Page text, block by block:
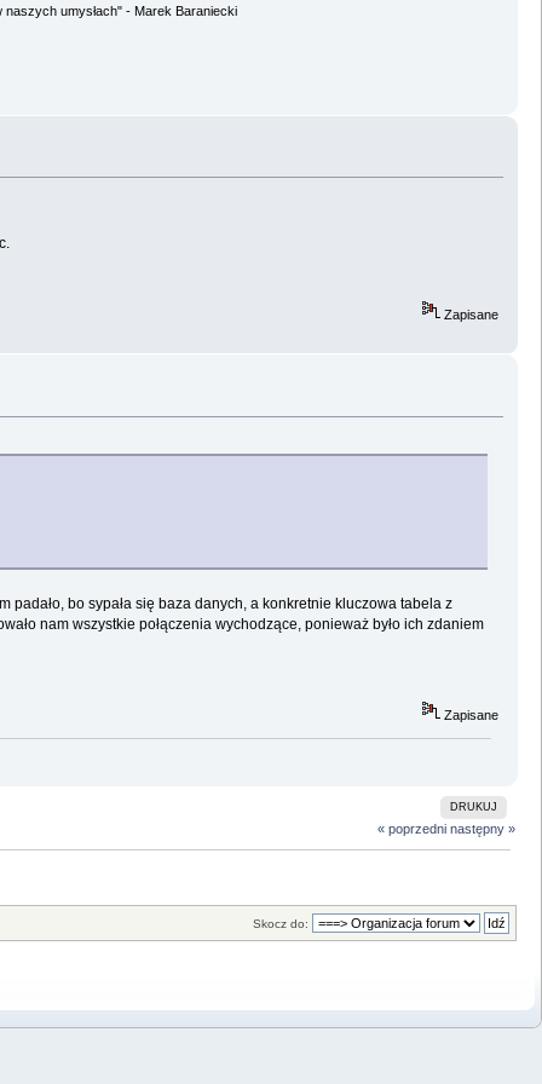
umysłach" - Marek Baraniecki
Zapisane
padało, bo sypała się baza danych, a konkretnie kluczowa tabela z
nam wszystkie połączenia wychodzące, ponieważ było ich zdaniem
Zapisane
DRUKUJ
« poprzedni następny »
Skocz do: